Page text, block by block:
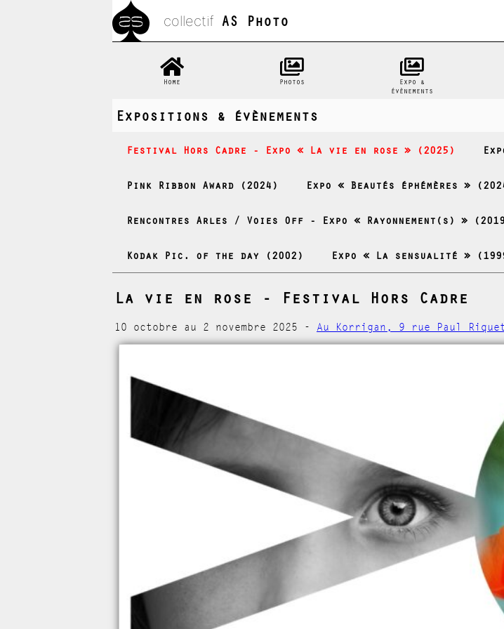
collectif AS Photo
Home Photos
Expo &
évènements
Expositions & évènements
Festival Hors Cadre - Expo « La vie en rose » (2025)
Pink Ribbon Award (2024) Expo « Beautés éphémères »
Rencontres Arles / Voies Off - Expo « Rayonnement(s) »
Kodak Pic. of the day (2002) Expo « La sensualité »
La vie en rose - Festival Hors Cadre
10 octobre au 2 novembre 2025 - Au Korrigan, 9 rue Paul